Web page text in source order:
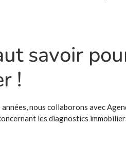
savoir
!
nous collaborons avec
les diagnostics